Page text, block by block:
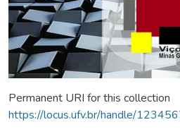
Permanent URI for this collection
https://locus.ufv.br/handle/